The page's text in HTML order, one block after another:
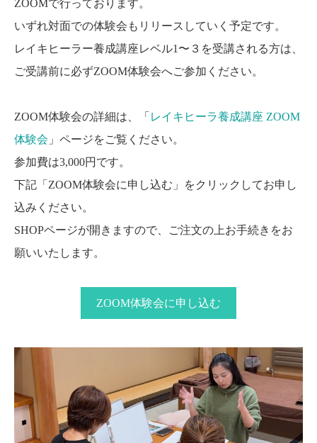
ZOOMで行っております。
いずれ対面での体験会もリリースしていく予定です。
レイキヒーラー養成講座レベル1〜３を受講される方は、
ご受講前に必ずZOOM体験会へご参加ください。
ZOOM体験会の詳細は、「 レイキヒーラ養成講座 ZOOM
体験会 」ページをご覧ください。
参加費は3,000円です。
下記「ZOOM体験会に申し込む」をクリックしてお申し
込みください。
SHOPページが開きますので、ご注文の上お手続きをお
願いいたします。
ZOOM体験会に申し込む